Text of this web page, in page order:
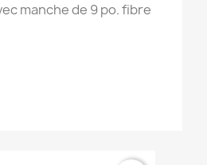
manche de 9 po. fibre